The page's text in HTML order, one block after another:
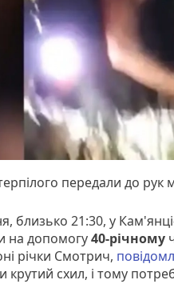
передали до рук
близько 21:30, у
на допомогу40-річному
річки Смотрич,
крутий схил, і тому